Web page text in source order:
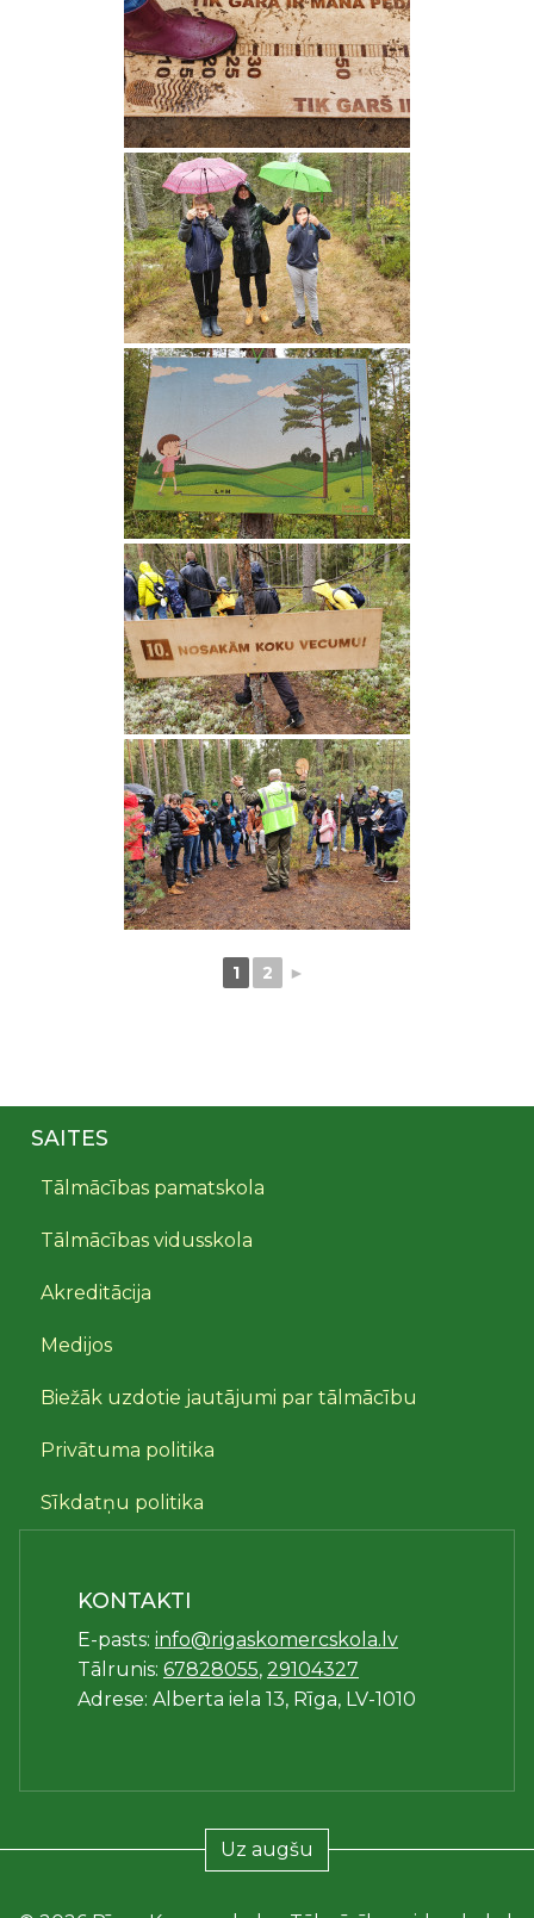
1 2 ►
SAITES
Tālmācības pamatskola
Tālmācības vidusskola
Akreditācija
Medijos
Biežāk uzdotie jautājumi par tālmācību
Privātuma politika
Sīkdatņu politika
KONTAKTI
E-pasts: info@rigaskomercskola.lv
Tālrunis: 67828055, 29104327
Adrese: Alberta iela 13, Rīga, LV-1010
Uz augšu